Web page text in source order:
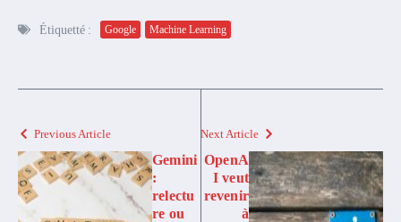
Étiquetté : Google Machine Learning
Previous Article
Gemini
:
relectu
re ou
Next Article
OpenA
I veut
revenir
à